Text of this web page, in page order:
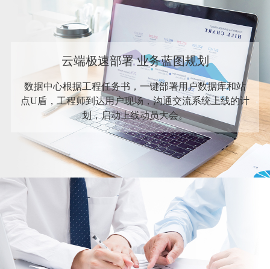
云端极速部署 业务蓝图规划
数据中心根据工程任务书，一键部署用户数据库和站
点U盾，工程师到达用户现场，沟通交流系统上线的计
划，启动上线动员大会。